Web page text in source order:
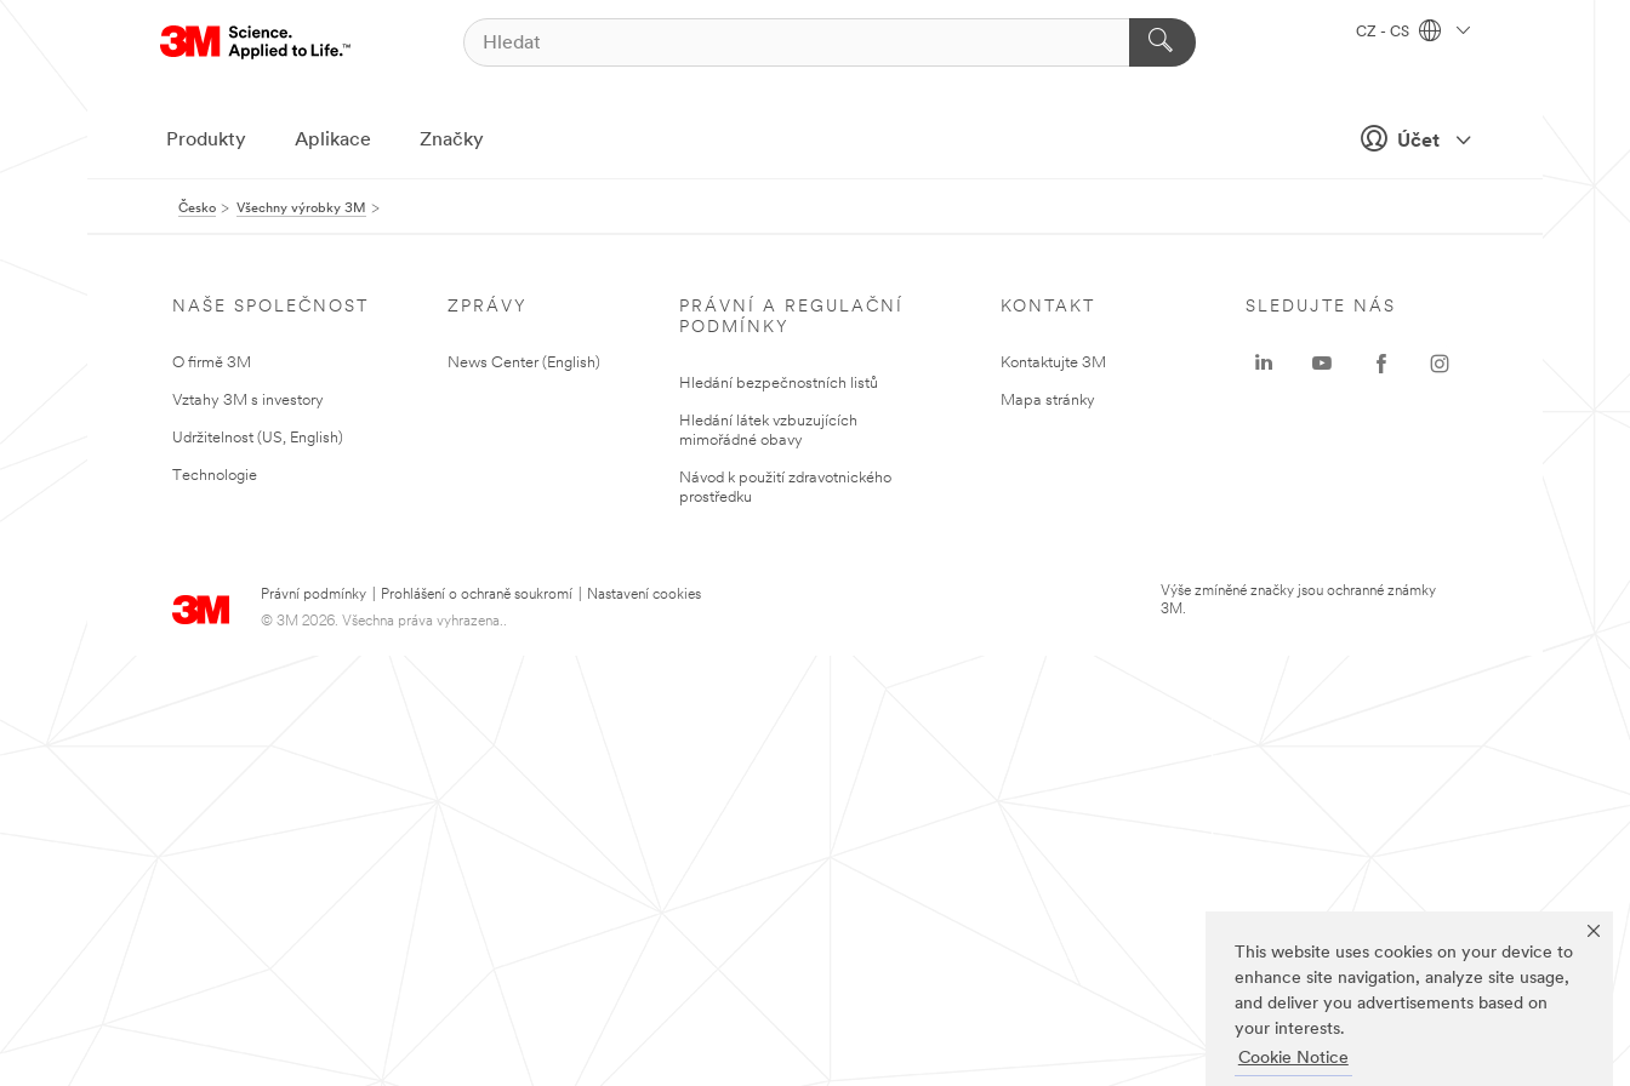
This website uses cookies on your device to
enhance site navigation, analyze site usage,
and deliver you advertisements based on
your interests.
Cookie Notice
Účet
CZ - CS
Produkty Aplikace Značky
Česko Všechny výrobky 3M
NAŠE SPOLEČNOST
O firmě 3M
Vztahy 3M s investory
Udržitelnost (US, English)
Technologie
ZPRÁVY
News Center (English)
PRÁVNÍ A REGULAČNÍ
PODMÍNKY
Hledání bezpečnostních listů
Hledání látek vzbuzujících
mimořádné obavy
Návod k použití zdravotnického
prostředku
KONTAKT
Kontaktujte 3M
Mapa stránky
Právní podmínky Prohlášení o ochraně soukromí
Nastavení cookies
© 3M 2026. Všechna práva vyhrazena..
SLEDUJTE NÁS
Výše zmíněné značky jsou ochranné známky
3M.